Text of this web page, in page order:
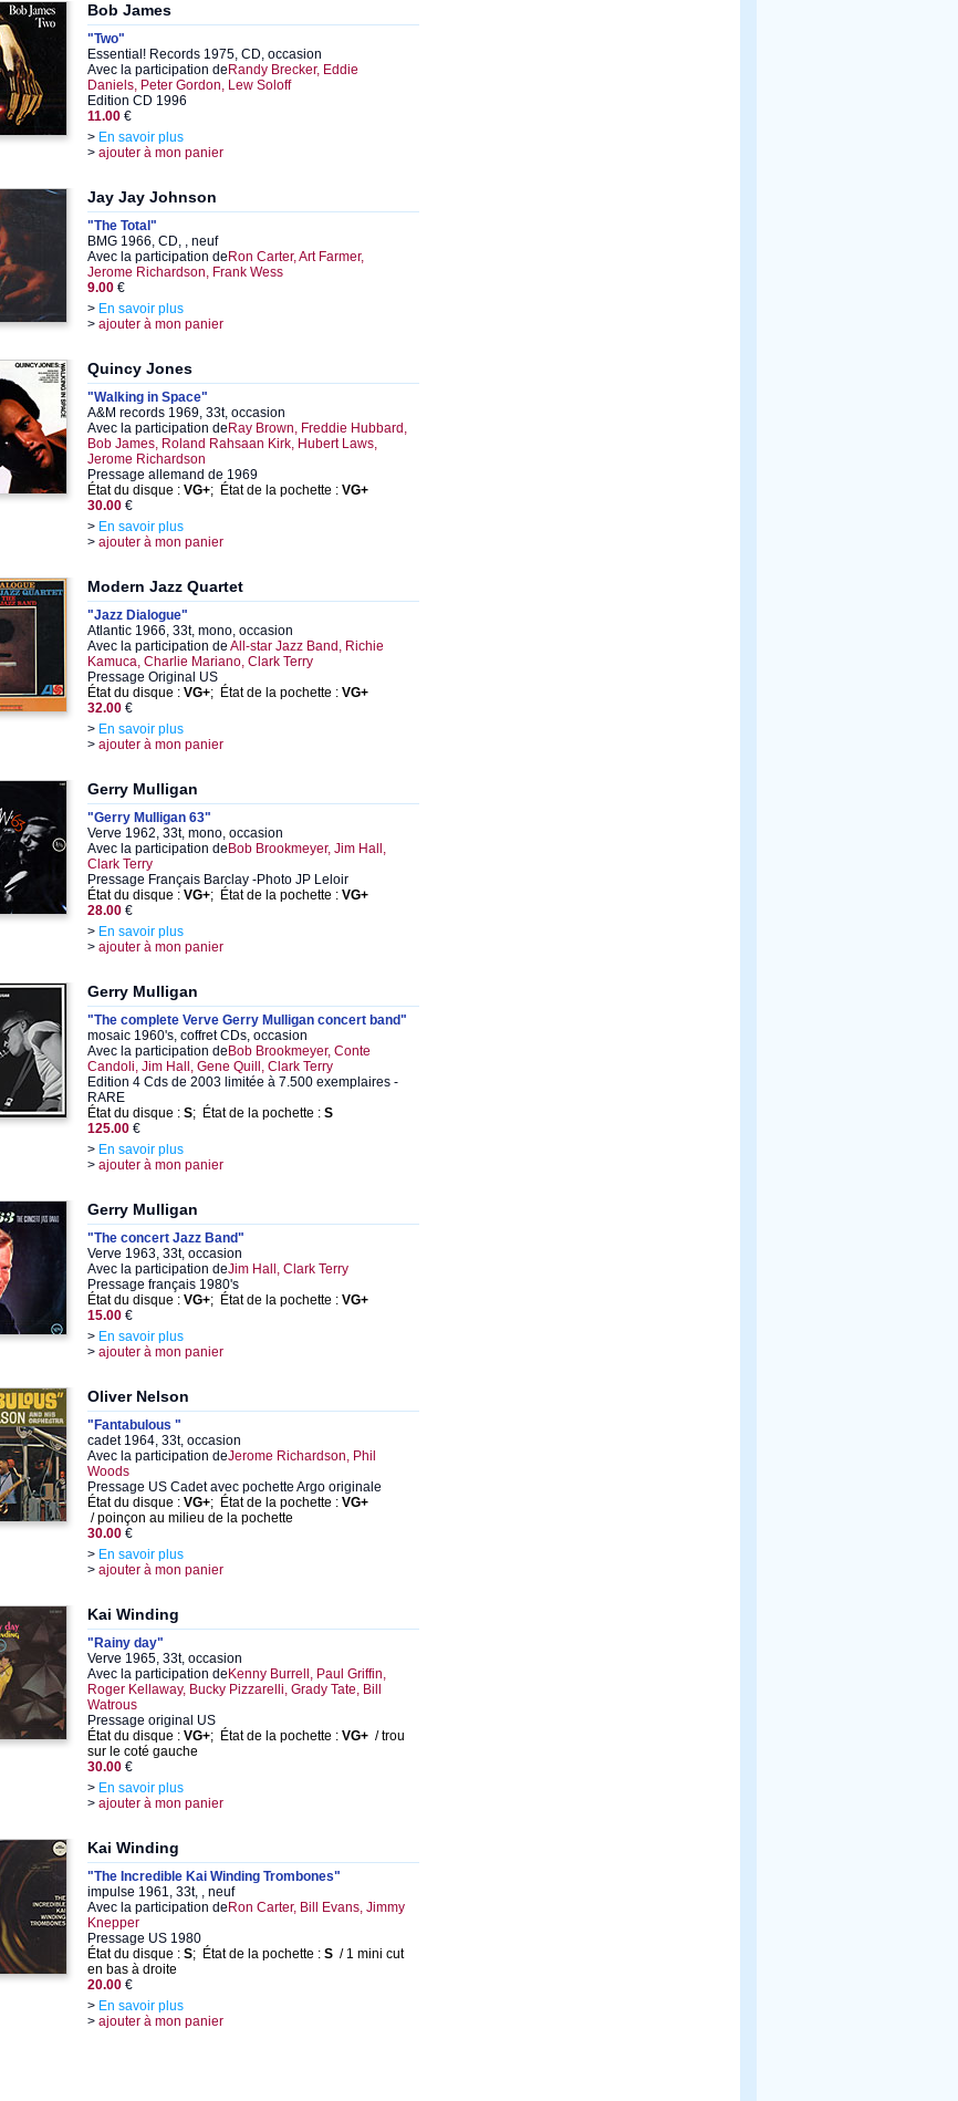
Bob James
"Two"
Essential! Records 1975, CD, occasion
Avec la participation de Randy Brecker, Eddie
Daniels, Peter Gordon, Lew Soloff
Edition CD 1996
11.00 €
> En savoir plus
> ajouter à mon panier
Jay Jay Johnson
"The Total"
BMG 1966, CD, , neuf
Avec la participation de Ron Carter, Art Farmer,
Jerome Richardson, Frank Wess
9.00 €
> En savoir plus
> ajouter à mon panier
Quincy Jones
"Walking in Space"
A&M records 1969, 33t, occasion
Avec la participation de Ray Brown, Freddie Hubbard,
Bob James, Roland Rahsaan Kirk, Hubert Laws,
Jerome Richardson
Pressage allemand de 1969
État du disque : VG+; État de la pochette : VG+
30.00 €
> En savoir plus
> ajouter à mon panier
Modern Jazz Quartet
"Jazz Dialogue"
Atlantic 1966, 33t, mono, occasion
Avec la participation de All-star Jazz Band, Richie
Kamuca, Charlie Mariano, Clark Terry
Pressage Original US
État du disque : VG+; État de la pochette : VG+
32.00 €
> En savoir plus
> ajouter à mon panier
Gerry Mulligan
"Gerry Mulligan 63"
Verve 1962, 33t, mono, occasion
Avec la participation de Bob Brookmeyer, Jim Hall,
Clark Terry
Pressage Français Barclay -Photo JP Leloir
État du disque : VG+; État de la pochette : VG+
28.00 €
> En savoir plus
> ajouter à mon panier
Gerry Mulligan
"The complete Verve Gerry Mulligan concert band"
mosaic 1960's, coffret CDs, occasion
Avec la participation de Bob Brookmeyer, Conte
Candoli, Jim Hall, Gene Quill, Clark Terry
Edition 4 Cds de 2003 limitée à 7.500 exemplaires -
RARE
État du disque : S; État de la pochette : S
125.00 €
> En savoir plus
> ajouter à mon panier
Gerry Mulligan
"The concert Jazz Band"
Verve 1963, 33t, occasion
Avec la participation deJim Hall, Clark Terry
Pressage français 1980's
État du disque : VG+; État de la pochette : VG+
15.00 €
> En savoir plus
> ajouter à mon panier
Oliver Nelson
"Fantabulous "
cadet 1964, 33t, occasion
Avec la participation deJerome Richardson, Phil
Woods
Pressage US Cadet avec pochette Argo originale
État du disque : VG+; État de la pochette : VG+
/ poinçon au milieu de la pochette
30.00 €
> En savoir plus
> ajouter à mon panier
Kai Winding
"Rainy day"
Verve 1965, 33t, occasion
Avec la participation de Kenny Burrell, Paul Griffin,
Roger Kellaway, Bucky Pizzarelli, Grady Tate, Bill
Watrous
Pressage original US
État du disque : VG+; État de la pochette : VG+ / trou
sur le coté gauche
30.00 €
> En savoir plus
> ajouter à mon panier
Kai Winding
"The Incredible Kai Winding Trombones"
impulse 1961, 33t, , neuf
Avec la participation de Ron Carter, Bill Evans, Jimmy
Knepper
Pressage US 1980
État du disque : S; État de la pochette : S / 1 mini cut
en bas à droite
20.00 €
> En savoir plus
> ajouter à mon panier